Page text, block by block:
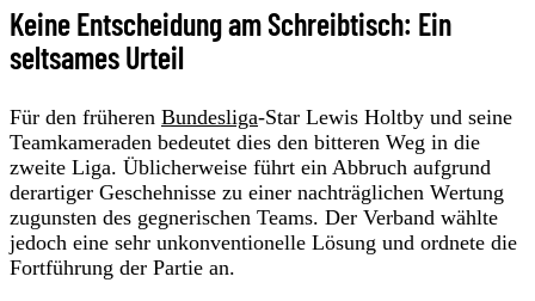
Keine Entscheidung am Schreibtisch: Ein
seltsames Urteil
Für den früheren Bundesliga-Star Lewis Holtby und seine
Teamkameraden bedeutet dies den bitteren Weg in die
zweite Liga. Üblicherweise führt ein Abbruch aufgrund
derartiger Geschehnisse zu einer nachträglichen Wertung
zugunsten des gegnerischen Teams. Der Verband wählte
jedoch eine sehr unkonventionelle Lösung und ordnete die
Fortführung der Partie an.